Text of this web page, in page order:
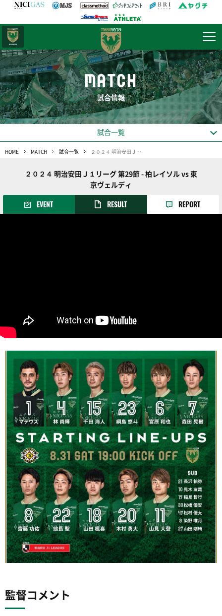
MATCH
試合情報
試合一覧
HOME MATCH 試合一覧 ２０２４ 明治安田Ｊ１リーグ 第29節
２０２４ 明治安田Ｊ１リーグ 第29節 - 柏レイソル vs 東
京ヴェルディ
EVENT RESULT REPORT
監督コメント